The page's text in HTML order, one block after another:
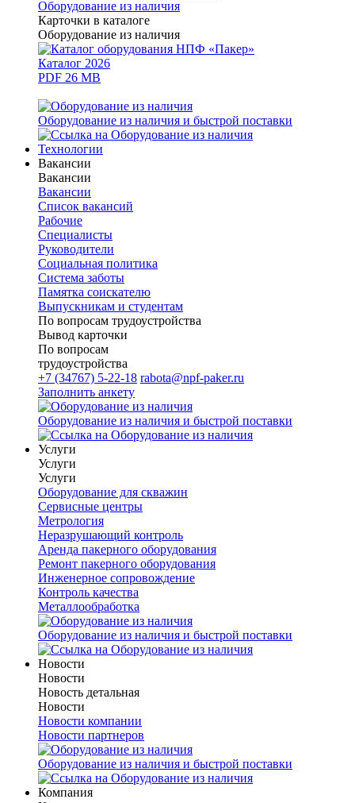
Оборудование из наличия
Карточки в каталоге
Оборудование из наличия
Каталог 2026
PDF 26 MB
Оборудование из наличия и быстрой поставки
Технологии
Вакансии
Вакансии
Вакансии
Список вакансий
Рабочие
Специалисты
Руководители
Cоциальная политика
Система заботы
Памятка соискателю
Выпускникам и студентам
По вопросам трудоустройства
Вывод карточки
По вопросам
трудоустройства
+7 (34767) 5-22-18 rabota@npf-paker.ru
Заполнить анкету
Оборудование из наличия и быстрой поставки
Услуги
Услуги
Услуги
Оборудование для скважин
Сервисные центры
Метрология
Неразрушающий контроль
Аренда пакерного оборудования
Ремонт пакерного оборудования
Инженерное сопровождение
Контроль качества
Металлообработка
Оборудование из наличия и быстрой поставки
Новости
Новости
Новость детальная
Новости
Новости компании
Новости партнеров
Оборудование из наличия и быстрой поставки
Компания